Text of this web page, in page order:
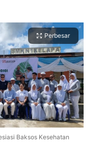
Perbesar
Baksos Kesehatan